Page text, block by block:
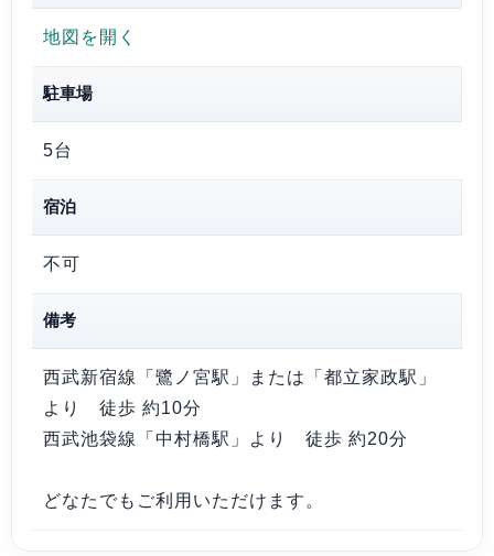
地図を開く
駐車場
5台
宿泊
不可
備考
西武新宿線「鷺ノ宮駅」または「都立家政駅」
より 徒歩 約10分
西武池袋線「中村橋駅」より 徒歩 約20分
どなたでもご利用いただけます。